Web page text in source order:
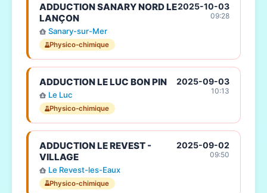
ADDUCTION SANARY NORD LE
LANÇON
Sanary-sur-Mer
Physico-chimique
2025-10-03
09:28
ADDUCTION LE LUC BON PIN
Le Luc
Physico-chimique
2025-09-03
10:13
ADDUCTION LE REVEST -
VILLAGE
Le Revest-les-Eaux
Physico-chimique
2025-09-02
09:50